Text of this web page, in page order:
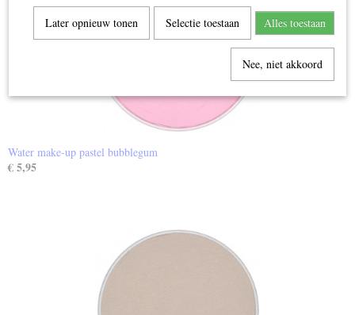
Water make-up pastel bubblegum
€ 5,95
Later opnieuw tonen Selectie toestaan Alles toestaan
Nee, niet akkoord